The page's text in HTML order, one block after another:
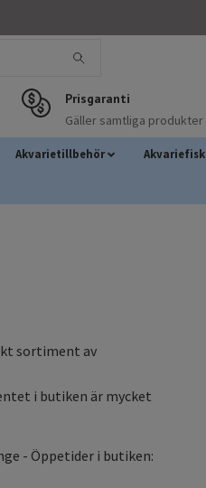
Prisgaranti
Gäller samtliga produkter
Akvarietillbehör Akvariefisk
sortiment av
i butiken är mycket
- Öppetider i butiken: